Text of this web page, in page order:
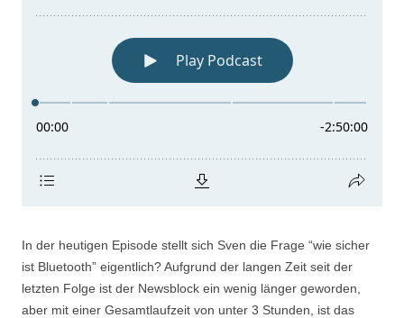
In der heutigen Episode stellt sich Sven die Frage “wie sicher
ist Bluetooth” eigentlich? Aufgrund der langen Zeit seit der
letzten Folge ist der Newsblock ein wenig länger geworden,
aber mit einer Gesamtlaufzeit von unter 3 Stunden, ist das